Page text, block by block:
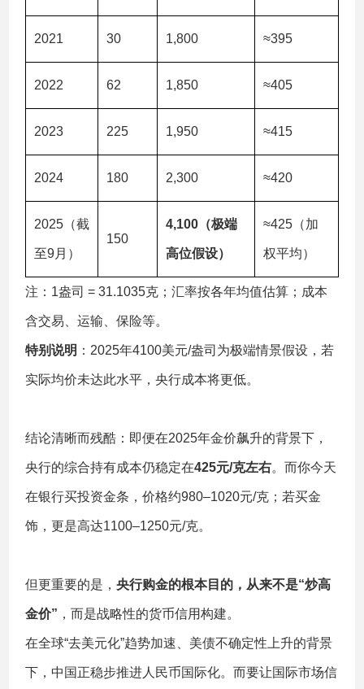
2021 30 1,800 ≈395
2022 62 1,850 ≈405
2023 225 1,950 ≈415
2024 180 2,300 ≈420
2025（截
至9月）
150
4,100（极端
高位假设）
≈425（加
权平均）
注：1盎司 = 31.1035克；汇率按各年均值估算；成本
含交易、运输、保险等。
特别说明 ：2025年4100美元/盎司为极端情景假设，若
实际均价未达此水平，央行成本将更低。
结论清晰而残酷：即便在2025年金价飙升的背景下，
央行的综合持有成本仍稳定在425元/克左右。而你今天
在银行买投资金条，价格约980–1020元/克；若买金
饰，更是高达1100–1250元/克。
但更重要的是， 央行购金的根本目的，从来不是“炒高
金价” ，而是战略性的货币信用构建。
在全球“去美元化”趋势加速、美债不确定性上升的背景
下，中国正稳步推进人民币国际化。而要让国际市场信